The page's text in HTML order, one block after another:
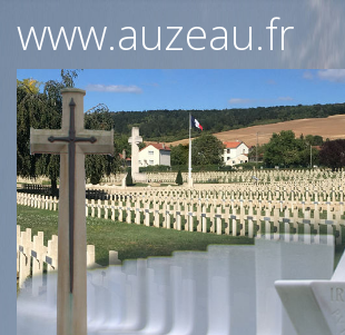
www.auzeau.fr
Ils venaient du ciel...
Photos d'avions
En voyage photos...
Maxime Piolot